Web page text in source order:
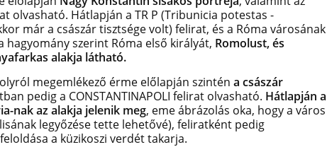
olvasható. Hátlapján a TR P (Tribunicia potestas -
már a császár tisztsége volt) felirat, és a Róma városának
szerint Róma első királyát, Romolust, és
alakja látható.
megemlékező érme előlapján szintén a császár
pedig a CONSTANTINAPOLI felirat olvasható. Hátlapján a
nak az alakja jelenik meg, eme ábrázolás oka, hogy a város
legyőzése tette lehetővé), feliratként pedig
a küzikoszi verdét takarja.